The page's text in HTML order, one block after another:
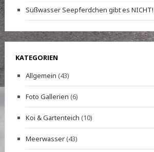
Süßwasser Seepferdchen gibt es NICHT!
KATEGORIEN
Allgemein (43)
Foto Gallerien (6)
Koi & Gartenteich (10)
Meerwasser(43)